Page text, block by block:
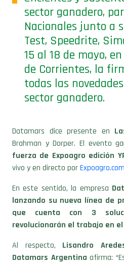
sector ganadero,
Nacionales junto a
Test, Speedrite,
15 al 18 de mayo,
de Corrientes, la
todas las
sector ganadero.
Datamars dice presente en
Brahman y Dorper. El evento
fuerza de Expoagro edición
vivo y en directo por
En este sentido, la empresa
lanzando su nueva línea de
que cuenta con 3
revolucionarán el trabajo en
Al respecto, Lisandro
Datamars Argentina afirma: